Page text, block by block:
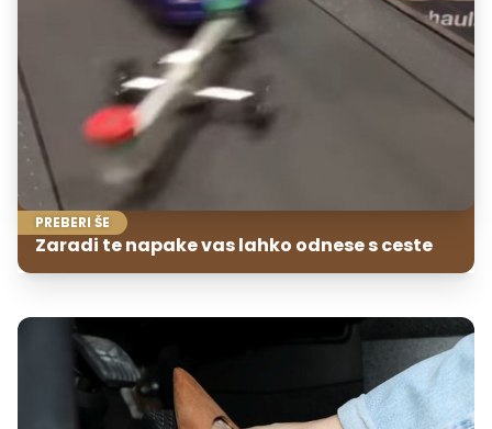
PREBERI ŠE
Zaradi te napake vas lahko odnese s ceste